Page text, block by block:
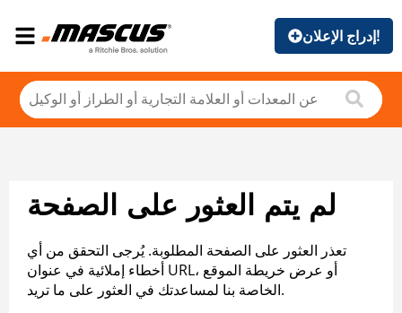
إدراج الإعلان!
لم يتم العثور على الصفحة
تعذر العثور على الصفحة المطلوبة. يُرجى التحقق من أي
أخطاء إملائية في عنوان URL، أو عرض خريطة الموقع
الخاصة بنا لمساعدتك في العثور على ما تريد.